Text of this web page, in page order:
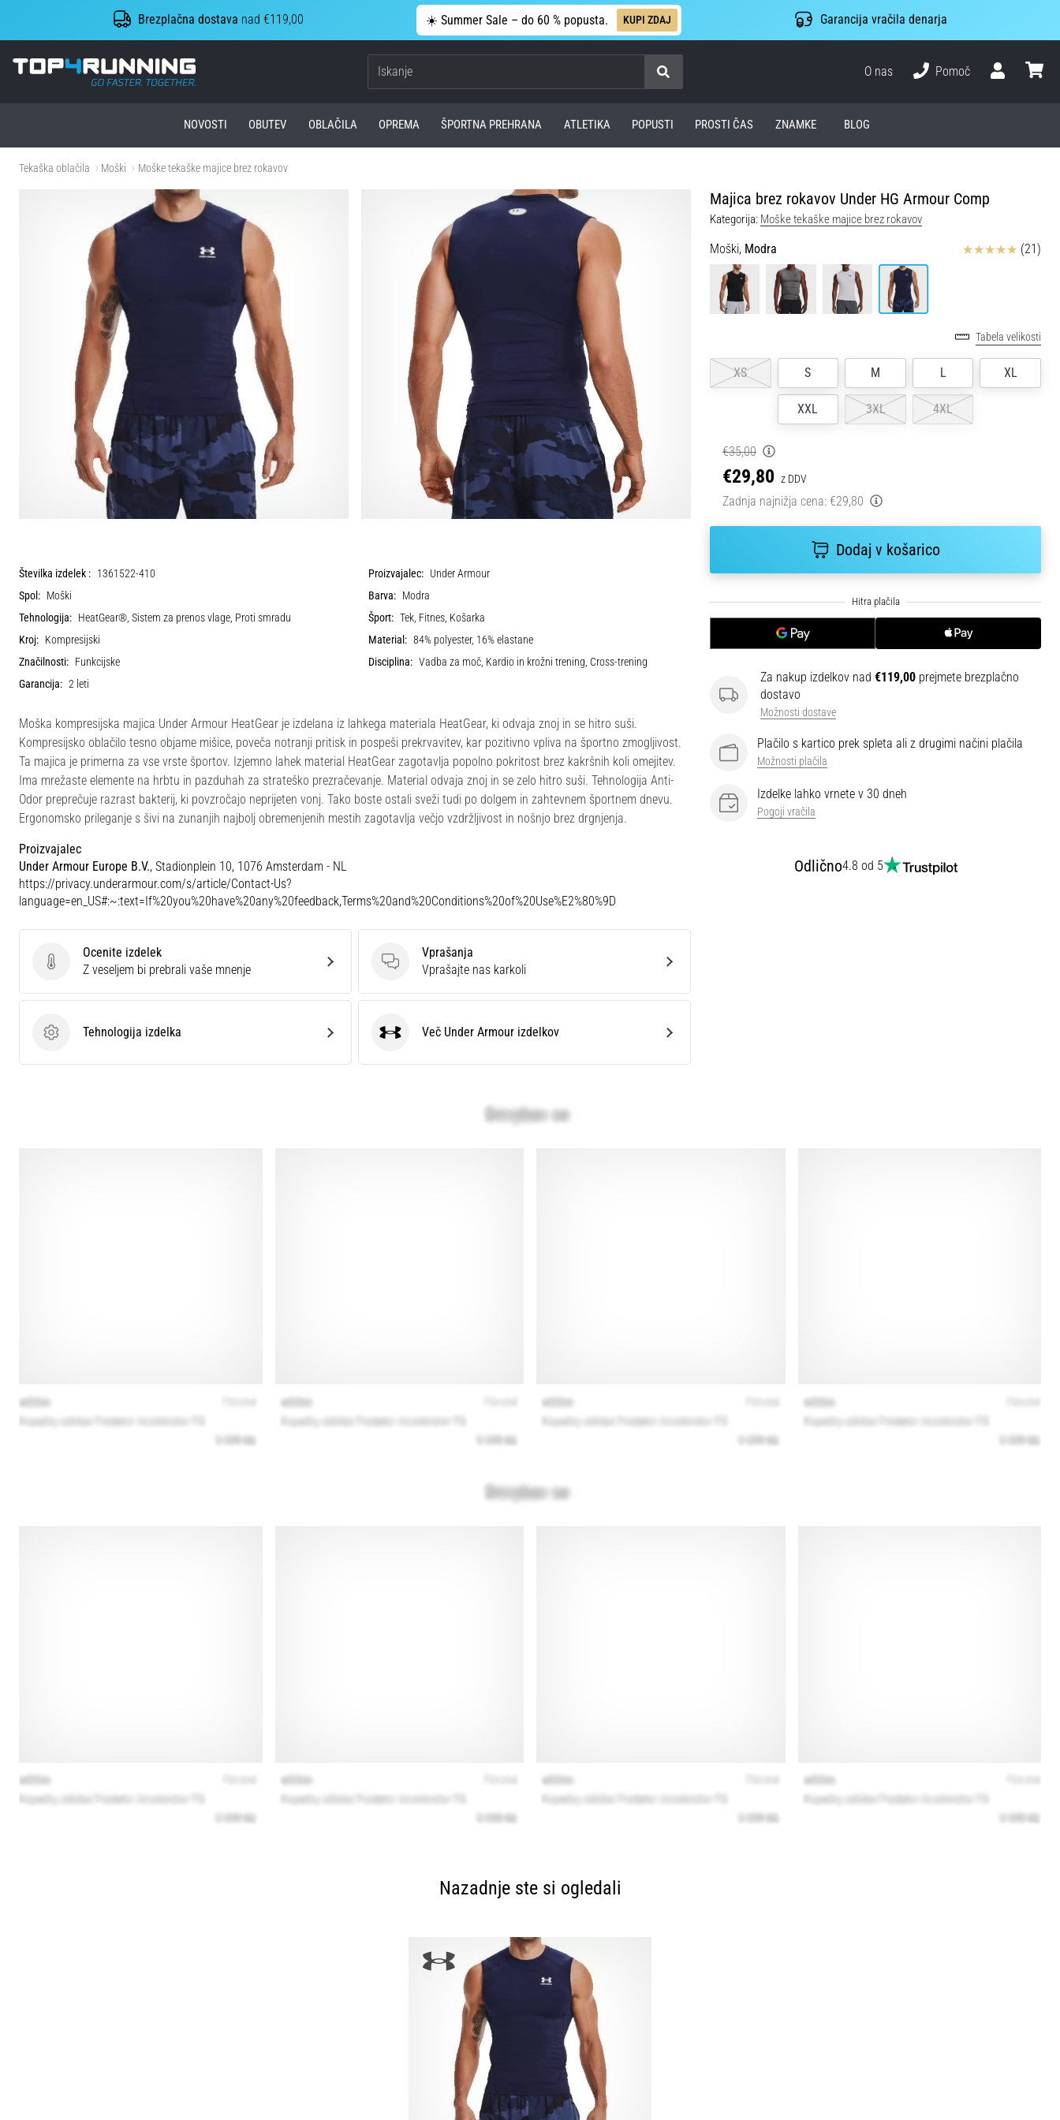
Brezplačna dostava nad €119,00 ☀️ Summer Sale – do 60 % popusta. KUPI ZDAJ Garancija vračila denarja
Top4Running.si
Iskanje
O nas
Pomoč
NOVOSTI OBUTEV OBLAČILA OPREMA ŠPORTNA PREHRANA ATLETIKA POPUSTI PROSTI ČAS ZNAMKE BLOG
Tekaška oblačila Moški Moške tekaške majice brez rokavov
Majica brez rokavov Under HG Armour Comp
Kategorija: Moške tekaške majice brez rokavov
Moški, Modra Ocena izdelka(21)
Tabela velikosti
XS S M L XL
XXL 3XL 4XL
€35,00
€29,80 z DDV
Zadnja najnižja cena: €29,80
Dodaj v košarico
Za nakup izdelkov nad €119,00 prejmete brezplačno
dostavo
Možnosti dostave
Plačilo s kartico prek spleta ali z drugimi načini plačila
Možnosti plačila
Izdelke lahko vrnete v 30 dneh
Pogoji vračila
Odlično4.8 od 5
Številka izdelek : 1361522-410 Proizvajalec: Under Armour
Spol: Moški Barva: Modra
Tehnologija: HeatGear®, Sistem za prenos vlage, Proti smradu Šport: Tek, Fitnes, Košarka
Kroj: Kompresijski Material: 84% polyester, 16% elastane
Značilnosti: Funkcijske Disciplina: Vadba za moč, Kardio in krožni trening, Cross-trening
Garancija: 2 leti
Moška kompresijska majica Under Armour HeatGear je izdelana iz lahkega materiala HeatGear, ki odvaja znoj in se hitro suši.
Kompresijsko oblačilo tesno objame mišice, poveča notranji pritisk in pospeši prekrvavitev, kar pozitivno vpliva na športno zmogljivost.
Ta majica je primerna za vse vrste športov. Izjemno lahek material HeatGear zagotavlja popolno pokritost brez kakršnih koli omejitev.
Ima mrežaste elemente na hrbtu in pazduhah za strateško prezračevanje. Material odvaja znoj in se zelo hitro suši. Tehnologija Anti-
Odor preprečuje razrast bakterij, ki povzročajo neprijeten vonj. Tako boste ostali sveži tudi po dolgem in zahtevnem športnem dnevu.
Ergonomsko prileganje s šivi na zunanjih najbolj obremenjenih mestih zagotavlja večjo vzdržljivost in nošnjo brez drgnjenja.
Proizvajalec
Under Armour Europe B.V., Stadionplein 10, 1076 Amsterdam - NL
https://privacy.underarmour.com/s/article/Contact-Us?
language=en_US#:~:text=If%20you%20have%20any%20feedback,Terms%20and%20Conditions%20of%20Use%E2%80%9D
Ocenite izdelek
Ocenite izdelek
Z veseljem bi prebrali vaše mnenje
Vprašanja
Vprašanja
Vprašajte nas karkoli
Tehnologija izdelka
Tehnologija izdelka Under Armour
Več Under Armour izdelkov
Nazadnje ste si ogledali